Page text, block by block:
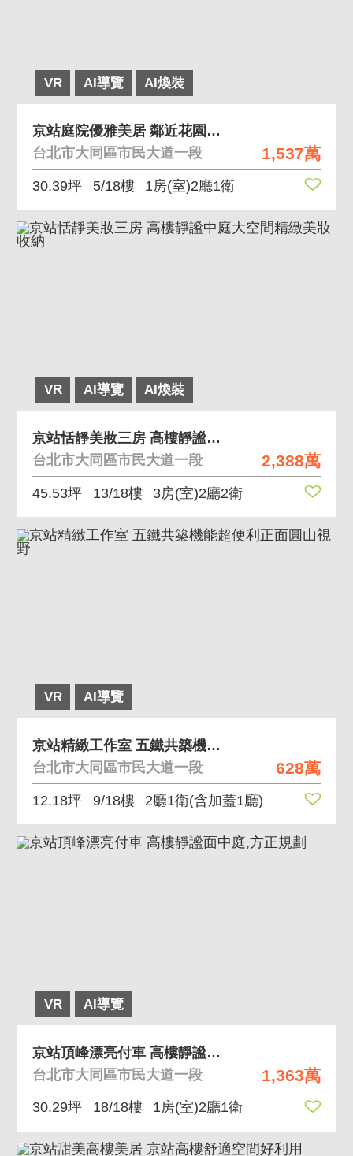
VR AI導覽 AI煥裝
1,537萬
京站庭院優雅美居 鄰近花園中庭,精品裝潢免整理
台北市大同區市民大道一段
30.39坪 5/18樓 1房(室)2廳1衛
VR AI導覽 AI煥裝
2,388萬
京站恬靜美妝三房 高樓靜謐中庭大空間精緻美妝收納
台北市大同區市民大道一段
45.53坪 13/18樓 3房(室)2廳2衛
VR AI導覽
628萬
京站精緻工作室 五鐵共築機能超便利正面圓山視野
台北市大同區市民大道一段
12.18坪 9/18樓 2廳1衛(含加蓋1廳)
VR AI導覽
1,363萬
京站頂峰漂亮付車 高樓靜謐面中庭,方正規劃
台北市大同區市民大道一段
30.29坪 18/18樓 1房(室)2廳1衛